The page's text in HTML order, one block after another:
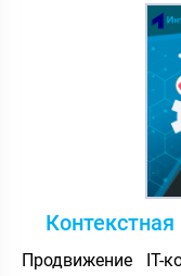
Продвижение IT-